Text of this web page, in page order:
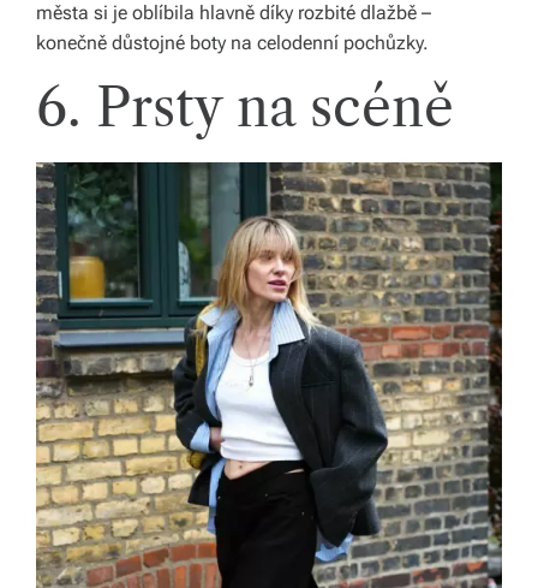
města si je oblíbila hlavně díky rozbité dlažbě –
konečně důstojné boty na celodenní pochůzky.
6. Prsty na scéně